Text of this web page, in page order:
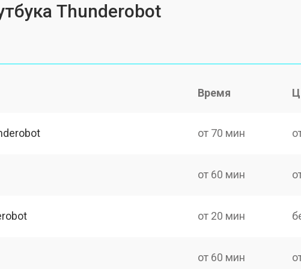
Thunderobot
Время
от 70 мин
от 60 мин
от 20 мин
от 60 мин